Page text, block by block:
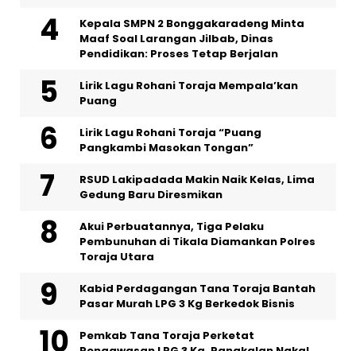
Kepala SMPN 2 Bonggakaradeng Minta
Maaf Soal Larangan Jilbab, Dinas
Pendidikan: Proses Tetap Berjalan
Lirik Lagu Rohani Toraja Mempala’kan
Puang
Lirik Lagu Rohani Toraja “Puang
Pangkambi Masokan Tongan”
RSUD Lakipadada Makin Naik Kelas, Lima
Gedung Baru Diresmikan
Akui Perbuatannya, Tiga Pelaku
Pembunuhan di Tikala Diamankan Polres
Toraja Utara
Kabid Perdagangan Tana Toraja Bantah
Pasar Murah LPG 3 Kg Berkedok Bisnis
Pemkab Tana Toraja Perketat